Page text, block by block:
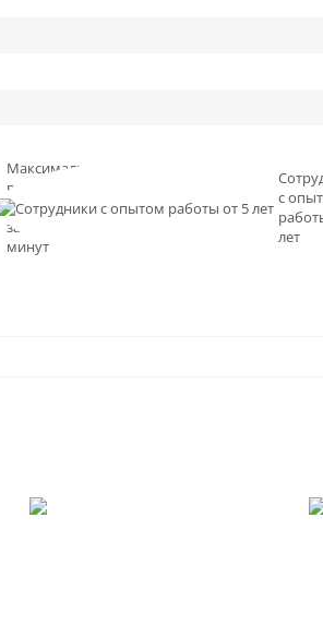
Максимальное
время
обработки
заказа - 30
минут
с
лет